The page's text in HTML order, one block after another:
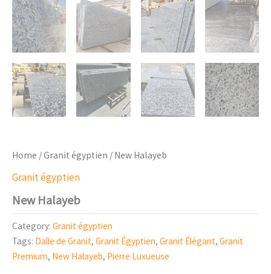
Home /Granit égyptien / New Halayeb
Granit égyptien
New Halayeb
Category: Granit égyptien
Tags: Dalle de Granit, Granit Égyptien, Granit Élégant, Granit
Premium, New Halayeb, Pierre Luxueuse